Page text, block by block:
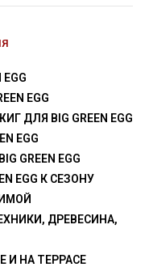
EGG
ДЛЯ BIG GREEN EGG
EGG
GREEN EGG
EGG К СЕЗОНУ
ДРЕВЕСИНА,
И НА ТЕРРАСЕ